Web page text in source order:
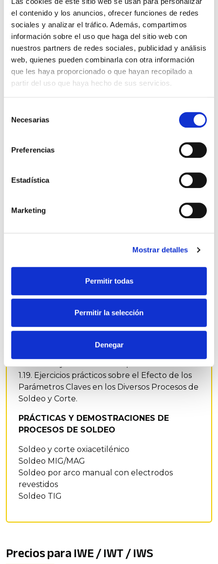
el contenido y los anuncios, ofrecer funciones de redes
sociales y analizar el tráfico. Además, compartimos
información sobre el uso que haga del sitio web con
nuestros partners de redes sociales, publicidad y análisis
web, quienes pueden combinarla con otra información
que les haya proporcionado o que hayan recopilado a
partir del uso que haya hecho de sus servicios.
Necesarias
Preferencias
Estadística
Marketing
Mostrar detalles
Permitir todas
Permitir la selección
Denegar
Programa formativo
1.1. Introducción a la Tecnología del Soldeo.
Aspectos Generales.
1.2. Soldeo Oxi-Gas y Procesos Afines.
1.3. Conceptos Básicos de Electricidad y
Electrotecnia.
Arco.
1.6. Introducción al Soldeo por Arco Protegido
1.7. Soldeo TIG
1.8.2. Soldeo con Alambre Tubular
1.9. Soldeo Manual por Arco con Electrodos
1.10. Soldeo por Arco Sumergido.
1.12.1. Otros Procesos de Soldeo: Láser, Haz de
1.13. Procesos de Corte, Punzonado y
Preparación de Bordes.
1.14. Recargues por Soldeo y Proyección.
1.16. Soldeo Blando y Fuerte.
1.17. Procesos de Unión para Plásticos.
1.18. Procesos de Unión para Materiales
1.19. Ejercicios prácticos sobre el Efecto de los
Parámetros Claves en los Diversos Procesos de
Soldeo y Corte.
PRÁCTICAS Y DEMOSTRACIONES DE
PROCESOS DE SOLDEO
Soldeo y corte oxiacetilénico
Soldeo MIG/MAG
Soldeo por arco manual con electrodos
revestidos
Soldeo TIG
Precios para IWE / IWT / IWS